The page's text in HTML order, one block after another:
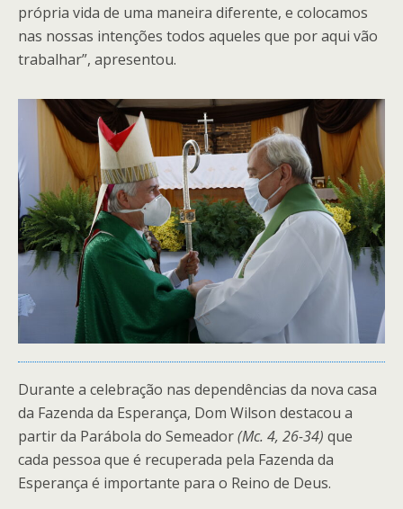
própria vida de uma maneira diferente, e colocamos
nas nossas intenções todos aqueles que por aqui vão
trabalhar”, apresentou.
Durante a celebração nas dependências da nova casa
da Fazenda da Esperança, Dom Wilson destacou a
partir da Parábola do Semeador(Mc. 4, 26-34) que
cada pessoa que é recuperada pela Fazenda da
Esperança é importante para o Reino de Deus.